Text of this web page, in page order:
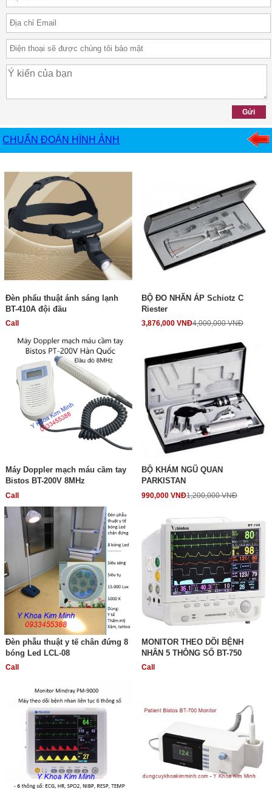
CHUẨN ĐOÁN HÌNH ẢNH
Đèn phẩu thuật ánh sáng lạnh
BT-410A đội đầu
Call
BỘ ĐO NHÃN ÁP Schiotz C
Riester
3,876,000 VNĐ4,000,000 VNĐ
Máy Doppler mạch máu cầm tay
Bistos BT-200V 8MHz
Call
BỘ KHÁM NGŨ QUAN
PARKISTAN
990,000 VNĐ1,200,000 VNĐ
Đèn phẫu thuật y tế chân đứng 8
bóng Led LCL-08
Call
MONITOR THEO DÕI BỆNH
NHÂN 5 THÔNG SỐ BT-750
Call